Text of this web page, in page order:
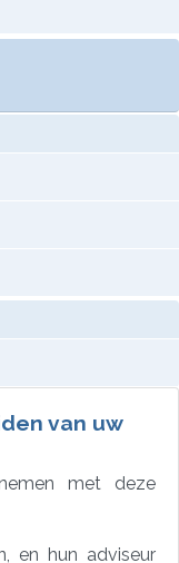
van uw
met deze
en hun adviseur